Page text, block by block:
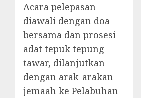
Acara pelepasan
diawali dengan doa
bersama dan prosesi
adat tepuk tepung
tawar, dilanjutkan
dengan arak-arakan
jemaah ke Pelabuhan